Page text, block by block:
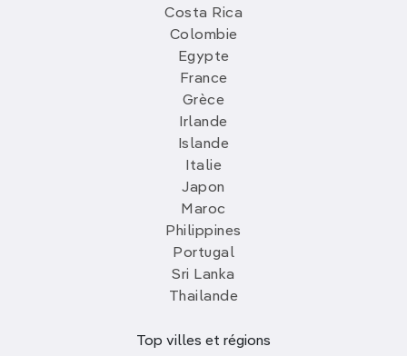
Costa Rica
Colombie
Egypte
France
Grèce
Irlande
Islande
Italie
Japon
Maroc
Philippines
Portugal
Sri Lanka
Thailande
Top villes et régions